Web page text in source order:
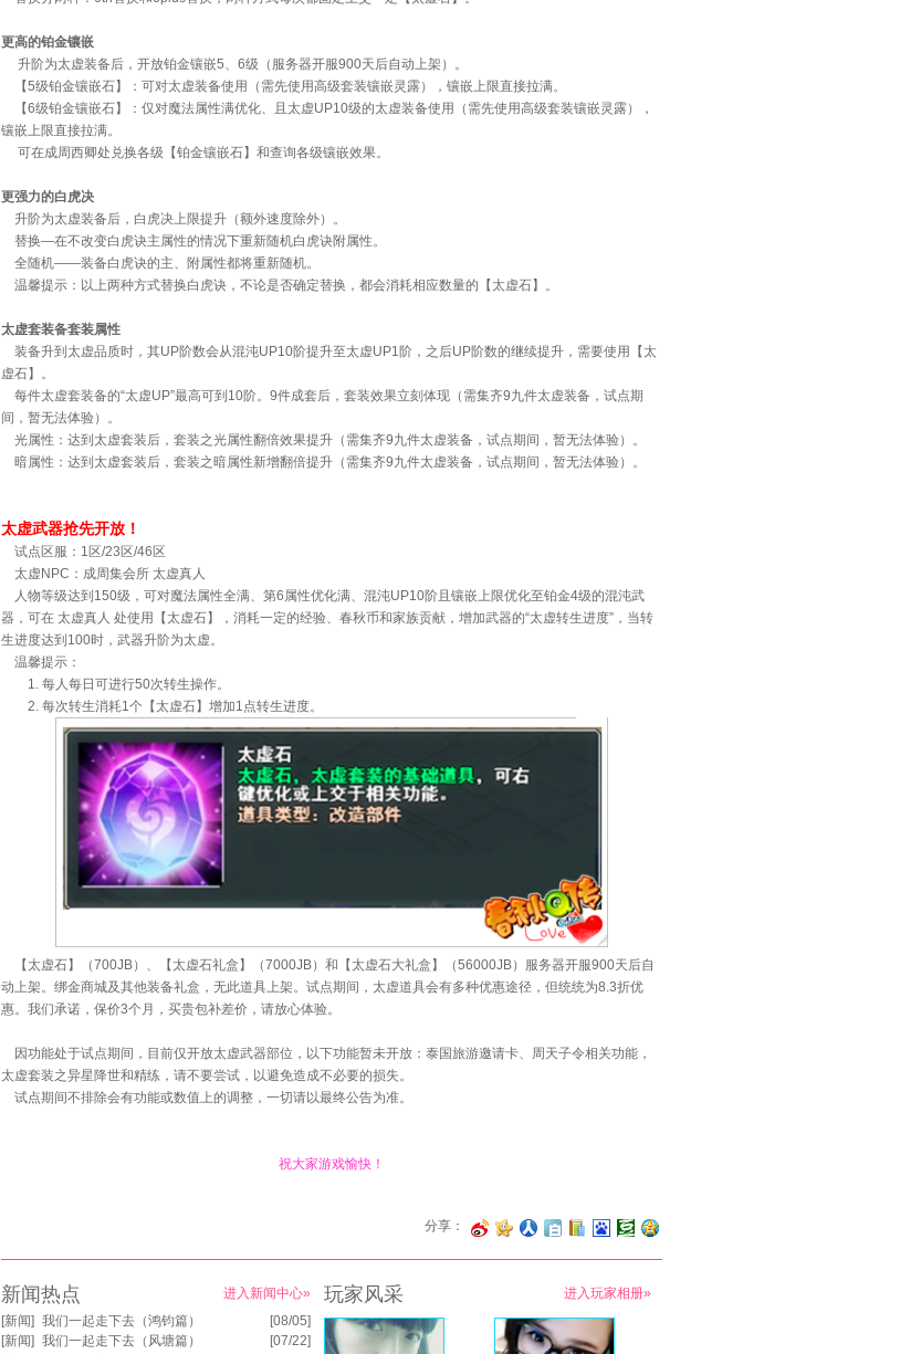
更高的铂金镶嵌
升阶为太虚装备后，开放铂金镶嵌5、6级（服务器开服900天后自动上架）。
【5级铂金镶嵌石】：可对太虚装备使用（需先使用高级套装镶嵌灵露），镶嵌上限直接拉满。
【6级铂金镶嵌石】：仅对魔法属性满优化、且太虚UP10级的太虚装备使用（需先使用高级套装镶嵌灵露），
镶嵌上限直接拉满。
可在成周西卿处兑换各级【铂金镶嵌石】和查询各级镶嵌效果。
更强力的白虎决
升阶为太虚装备后，白虎决上限提升（额外速度除外）。
替换—在不改变白虎诀主属性的情况下重新随机白虎诀附属性。
全随机——装备白虎诀的主、附属性都将重新随机。
温馨提示：以上两种方式替换白虎诀，不论是否确定替换，都会消耗相应数量的【太虚石】。
太虚套装备套装属性
装备升到太虚品质时，其UP阶数会从混沌UP10阶提升至太虚UP1阶，之后UP阶数的继续提升，需要使用【太
虚石】。
每件太虚套装备的“太虚UP”最高可到10阶。9件成套后，套装效果立刻体现（需集齐9九件太虚装备，试点期
间，暂无法体验）。
光属性：达到太虚套装后，套装之光属性翻倍效果提升（需集齐9九件太虚装备，试点期间，暂无法体验）。
暗属性：达到太虚套装后，套装之暗属性新增翻倍提升（需集齐9九件太虚装备，试点期间，暂无法体验）。
太虚武器抢先开放！
试点区服：1区/23区/46区
太虚NPC：成周集会所 太虚真人
人物等级达到150级，可对魔法属性全满、第6属性优化满、混沌UP10阶且镶嵌上限优化至铂金4级的混沌武
器，可在 太虚真人 处使用【太虚石】，消耗一定的经验、春秋币和家族贡献，增加武器的“太虚转生进度”，当转
生进度达到100时，武器升阶为太虚。
温馨提示：
1. 每人每日可进行50次转生操作。
2. 每次转生消耗1个【太虚石】增加1点转生进度。
【太虚石】（700JB）、【太虚石礼盒】（7000JB）和【太虚石大礼盒】（56000JB）服务器开服900天后自
动上架。绑金商城及其他装备礼盒，无此道具上架。试点期间，太虚道具会有多种优惠途径，但统统为8.3折优
惠。我们承诺，保价3个月，买贵包补差价，请放心体验。
因功能处于试点期间，目前仅开放太虚武器部位，以下功能暂未开放：泰国旅游邀请卡、周天子令相关功能，
太虚套装之异星降世和精练，请不要尝试，以避免造成不必要的损失。
试点期间不排除会有功能或数值上的调整，一切请以最终公告为准。
祝大家游戏愉快！
分享：
新闻热点
[08/05]
[新闻] 我们一起走下去（鸿钧篇）
[07/22]
[新闻] 我们一起走下去（风塘篇）
进入新闻中心» 玩家风采 进入玩家相册»